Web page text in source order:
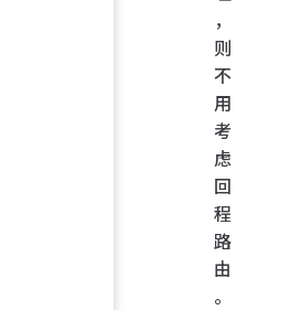
，
则
不
用
考
虑
回
程
路
由
。